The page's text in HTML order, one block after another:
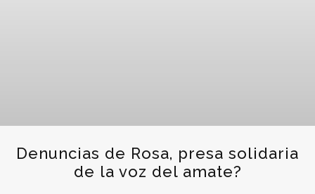
Denuncias de Rosa, presa solidaria
de la voz del amate?